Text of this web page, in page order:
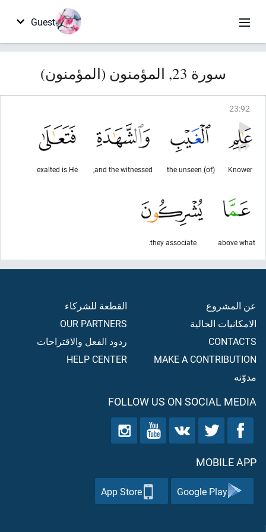
Guest
سورة 23, المؤمنون (المؤمنون)
23:92
Knower
(of) the unseen
and the witnessed,
exalted is He
above what
they associate.
عن المشروع
الامكانيات الحالية
CONTACTS
MAKE A CONTRIBUTION
مدوّنه
القطعة للشركاء
OUR PARTNERS
ردود الفعل والاقتراحات
HELP CENTER
FOLLOW US ON SOCIAL MEDIA
MOBILE APP
Google Play
App Store